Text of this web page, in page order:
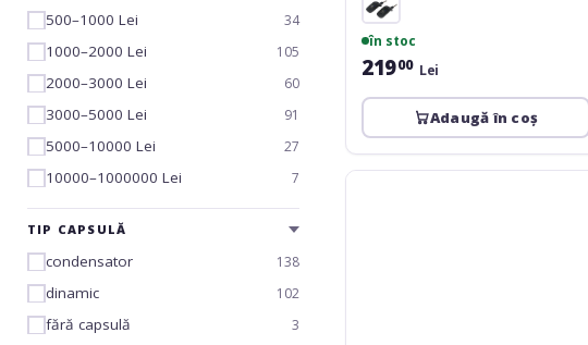
500–1000 Lei 34
1000–2000 Lei 105
2000–3000 Lei 60
3000–5000 Lei 91
5000–10000 Lei 27
10000–1000000 Lei 7
TIP CAPSULĂ
condensator 138
dinamic 102
fără capsulă 3
în stoc
21900 Lei
Adaugă în coș
Novox